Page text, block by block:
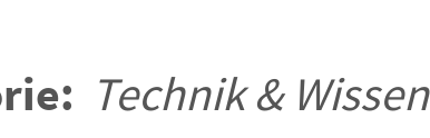
Technik & Wissen